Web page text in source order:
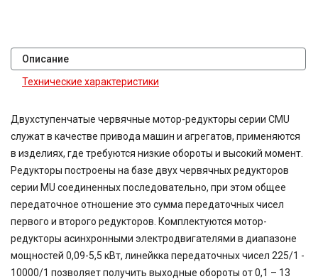
Описание
Технические характеристики
Двухступенчатые червячные мотор-редукторы серии CMU
служат в качестве привода машин и агрегатов, применяются
в изделиях, где требуются низкие обороты и высокий момент.
Редукторы построены на базе двух червячных редукторов
серии MU соединенных последовательно, при этом общее
передаточное отношение это сумма передаточных чисел
первого и второго редукторов. Комплектуются мотор-
редукторы асинхронными электродвигателями в диапазоне
мощностей 0,09-5,5 кВт, линейкка передаточных чисел 225/1 -
10000/1 позволяет получить выходные обороты от 0,1 – 13